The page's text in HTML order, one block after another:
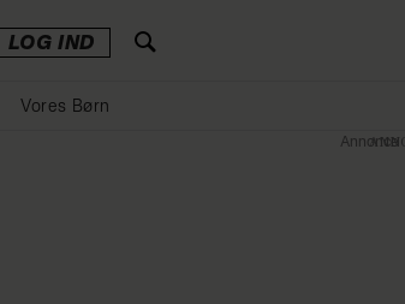
LOG IND
Vores Børn
Annonce